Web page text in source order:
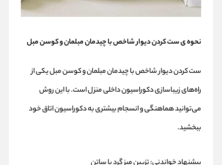
نحوه ی ست کردن دیوار شاخص با چیدمان مبلمان و کوسن مبل
ست کردن دیوار شاخص با چیدمان مبلمان و کوسن مبل یکی از
راه‌های زیباسازی دکوراسیون داخلی منزل است. با این روش
می‌توانید هماهنگی و انسجام بیشتری به دکوراسیون اتاق خود
ببخشید.